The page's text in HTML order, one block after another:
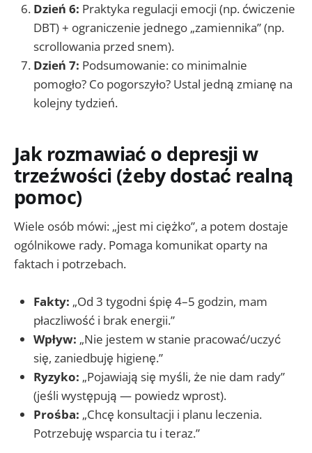
Dzień 6: Praktyka regulacji emocji (np. ćwiczenie
DBT) + ograniczenie jednego „zamiennika” (np.
scrollowania przed snem).
Dzień 7: Podsumowanie: co minimalnie
pomogło? Co pogorszyło? Ustal jedną zmianę na
kolejny tydzień.
Jak rozmawiać o depresji w
trzeźwości (żeby dostać realną
pomoc)
Wiele osób mówi: „jest mi ciężko”, a potem dostaje
ogólnikowe rady. Pomaga komunikat oparty na
faktach i potrzebach.
Fakty: „Od 3 tygodni śpię 4–5 godzin, mam
płaczliwość i brak energii.”
Wpływ: „Nie jestem w stanie pracować/uczyć
się, zaniedbuję higienę.”
Ryzyko: „Pojawiają się myśli, że nie dam rady”
(jeśli występują — powiedz wprost).
Prośba: „Chcę konsultacji i planu leczenia.
Potrzebuję wsparcia tu i teraz.”